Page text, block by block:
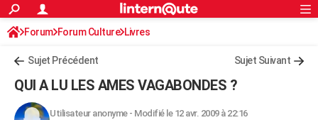
ACTUALITÉS
Politique
Société
Faits Divers
Education
Monde
Villes
+
FINANCE
S'inscrire
Connexion
Forum Forum Culture Livres
Romans de science-fiction, d'Heroic Fantasy
Sujet Précédent Sujet Suivant
QUI A LU LES AMES VAGABONDES ?
Utilisateur anonyme- Modifié le 12 avr. 2009 à 22:16